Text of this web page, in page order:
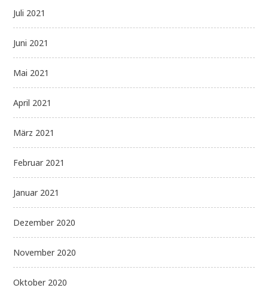
Juli 2021
Juni 2021
Mai 2021
April 2021
März 2021
Februar 2021
Januar 2021
Dezember 2020
November 2020
Oktober 2020